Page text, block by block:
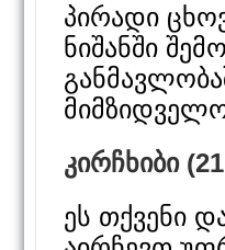
პირადი
ნიშანში
კირჩხიბი
ეს თქვენი